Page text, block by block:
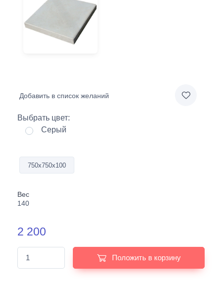
Добавить в список желаний
Выбрать цвет:
Серый
750х750х100
Вес
140
2 200
Положить в корзину